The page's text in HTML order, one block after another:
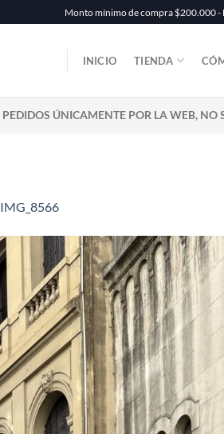
Monto mínimo de compra $200.000
INICIO TIENDA
PEDIDOS ÚNICAMENTE POR LA WEB,
IMG_8566